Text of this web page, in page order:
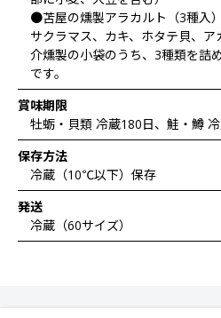
●苫屋の燻製アラカルト（3種入
サクラマス、カキ、ホタテ貝、
介燻製の小袋のうち、3種類を詰
です。
賞味期限
牡蛎・貝類 冷蔵180日、鮭・鱒
保存方法
冷蔵（10℃以下）保存
発送
冷蔵（60サイズ）